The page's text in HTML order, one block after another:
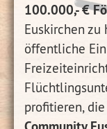
100.000,- €
Euskirchen
öffentliche
profitieren,